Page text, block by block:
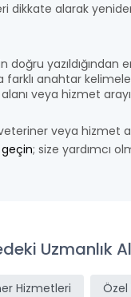
dikkate alarak
doğru yazıldığından
anahtar
veya hizmet
veya hizmet
; size yardımcı
Uzmanlık
Hizmetleri Özel